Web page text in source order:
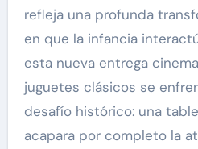
refleja una profunda
en que la infancia
esta nueva entrega
juguetes clásicos se
desafío histórico: una
acapara por completo la